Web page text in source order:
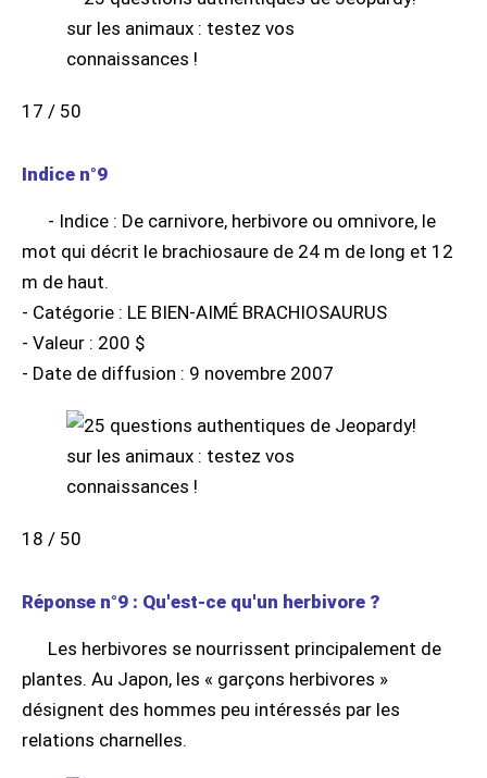
17 / 50
Indice n°9
- Indice : De carnivore, herbivore ou omnivore, le
mot qui décrit le brachiosaure de 24 m de long et 12
m de haut.
- Catégorie : LE BIEN-AIMÉ BRACHIOSAURUS
- Valeur : 200 $
- Date de diffusion : 9 novembre 2007
18 / 50
Réponse n°9 : Qu'est-ce qu'un herbivore ?
Les herbivores se nourrissent principalement de
plantes. Au Japon, les « garçons herbivores »
désignent des hommes peu intéressés par les
relations charnelles.